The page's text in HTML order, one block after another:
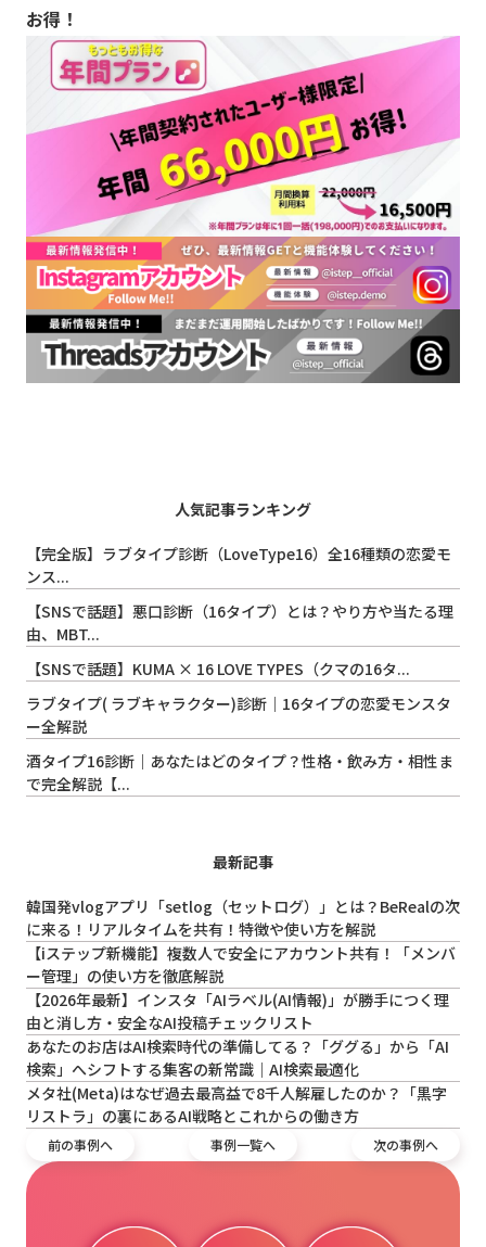
お得！
人気記事ランキング
【完全版】ラブタイプ診断（LoveType16）全16種類の恋愛モ
ンス...
【SNSで話題】悪口診断（16タイプ）とは？やり方や当たる理
由、MBT...
【SNSで話題】KUMA × 16 LOVE TYPES（クマの16タ...
ラブタイプ( ラブキャラクター)診断｜16タイプの恋愛モンスタ
ー全解説
酒タイプ16診断｜あなたはどのタイプ？性格・飲み方・相性ま
で完全解説【...
最新記事
韓国発vlogアプリ「setlog（セットログ）」とは？BeRealの次
に来る！リアルタイムを共有！特徴や使い方を解説
【iステップ新機能】複数人で安全にアカウント共有！「メンバ
ー管理」の使い方を徹底解説
【2026年最新】インスタ「AIラベル(AI情報)」が勝手につく理
由と消し方・安全なAI投稿チェックリスト
あなたのお店はAI検索時代の準備してる？「ググる」から「AI
検索」へシフトする集客の新常識｜AI検索最適化
メタ社(Meta)はなぜ過去最高益で8千人解雇したのか？「黒字
リストラ」の裏にあるAI戦略とこれからの働き方
前の事例へ 事例一覧へ 次の事例へ